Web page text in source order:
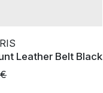
Leather Belt Black